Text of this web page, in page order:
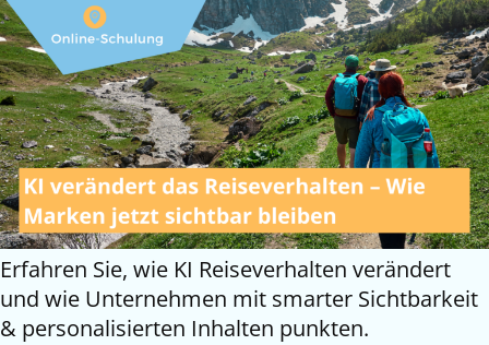
Erfahren Sie, wie KI Reiseverhalten verändert
und wie Unternehmen mit smarter Sichtbarkeit
& personalisierten Inhalten punkten.